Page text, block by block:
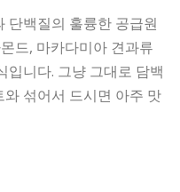
단백질의 훌륭한 공급원
드, 마카다미아 견과류
입니다. 그냥 그대로 담백
섞어서 드시면 아주 맛